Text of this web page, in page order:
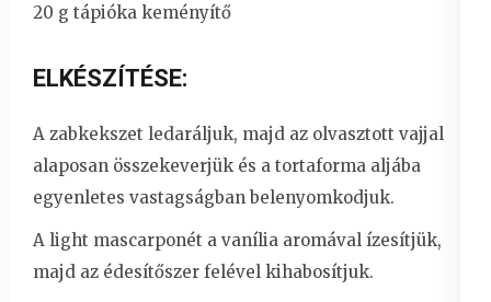
20 g tápióka keményítő
ELKÉSZÍTÉSE:
A zabkekszet ledaráljuk, majd az olvasztott vajjal
alaposan összekeverjük és a tortaforma aljába
egyenletes vastagságban belenyomkodjuk.
A light mascarponét a vanília aromával ízesítjük,
majd az édesítőszer felével kihabosítjuk.